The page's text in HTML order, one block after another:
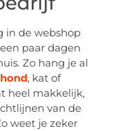
in de webshop
paar dagen
Zo hang je al
, kat of
heel makkelijk,
van de
weet je zeker